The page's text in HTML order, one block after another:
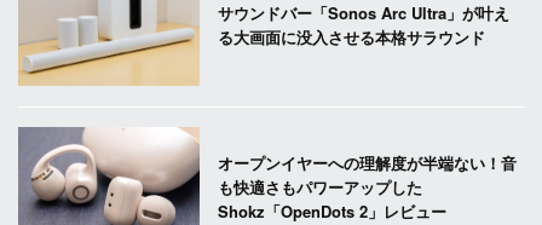
サウンドバー「Sonos Arc Ultra」が叶え
る大画面に没入させる本格サラウンド
オープンイヤーへの理解度が半端ない！音
も快適さもパワーアップした
Shokz「OpenDots 2」レビュー